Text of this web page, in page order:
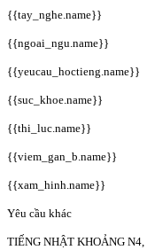
{{tay_nghe.name}}
{{ngoai_ngu.name}}
{{yeucau_hoctieng.name}}
{{suc_khoe.name}}
{{thi_luc.name}}
{{viem_gan_b.name}}
{{xam_hinh.name}}
Yêu cầu khác
TIẾNG NHẬT KHOẢNG N4,